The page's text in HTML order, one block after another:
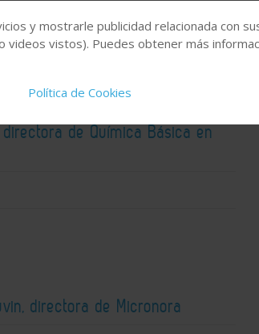
de Química Básica en
directora de Micronora
y mostrarle publicidad relacionada con
vistos). Puedes obtener más
Política de Cookies